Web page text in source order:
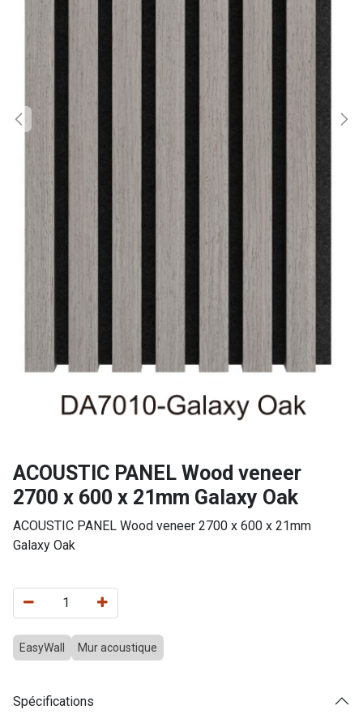
ACOUSTIC PANEL Wood veneer
2700 x 600 x 21mm Galaxy Oak
ACOUSTIC PANEL Wood veneer 2700 x 600 x 21mm
Galaxy Oak
EasyWall Mur acoustique
Spécifications